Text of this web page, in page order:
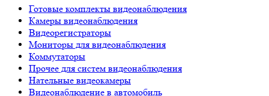
Готовые комплекты видеонаблюдения
Камеры видеонаблюдения
Видеорегистраторы
Мониторы для видеонаблюдения
Коммутаторы
Прочее для систем видеонаблюдения
Нательные видеокамеры
Видеонаблюдение в автомобиль